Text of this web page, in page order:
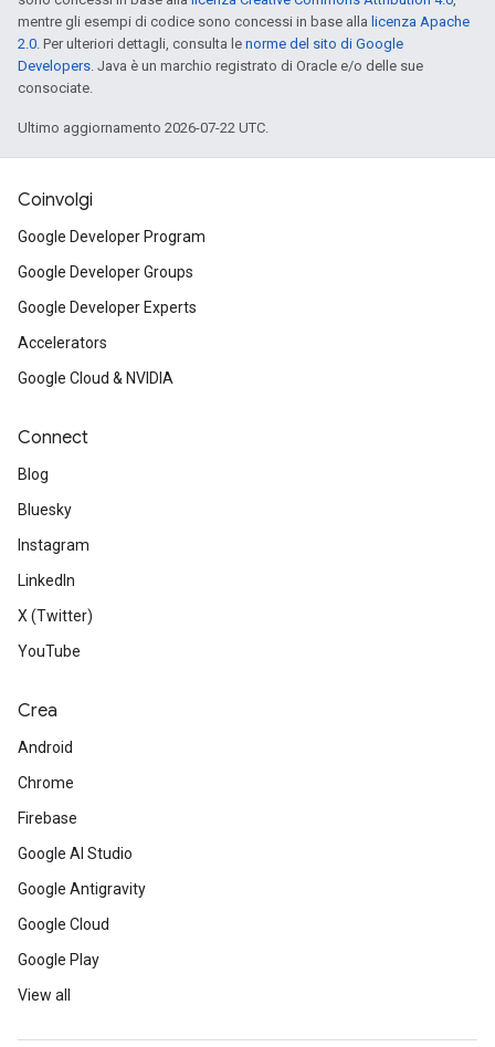
mentre gli esempi di codice sono concessi in base alla licenza Apache
2.0. Per ulteriori dettagli, consulta le norme del sito di Google
Developers. Java è un marchio registrato di Oracle e/o delle sue
consociate.
Ultimo aggiornamento 2026-07-22 UTC.
Coinvolgi
Google Developer Program
Google Developer Groups
Google Developer Experts
Accelerators
Google Cloud & NVIDIA
Connect
Blog
Bluesky
Instagram
LinkedIn
X (Twitter)
YouTube
Crea
Android
Chrome
Firebase
Google AI Studio
Google Antigravity
Google Cloud
Google Play
View all